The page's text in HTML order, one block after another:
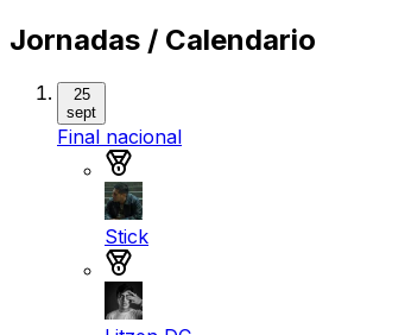
Jornadas / Calendario
25
sept
Final nacional
Stick